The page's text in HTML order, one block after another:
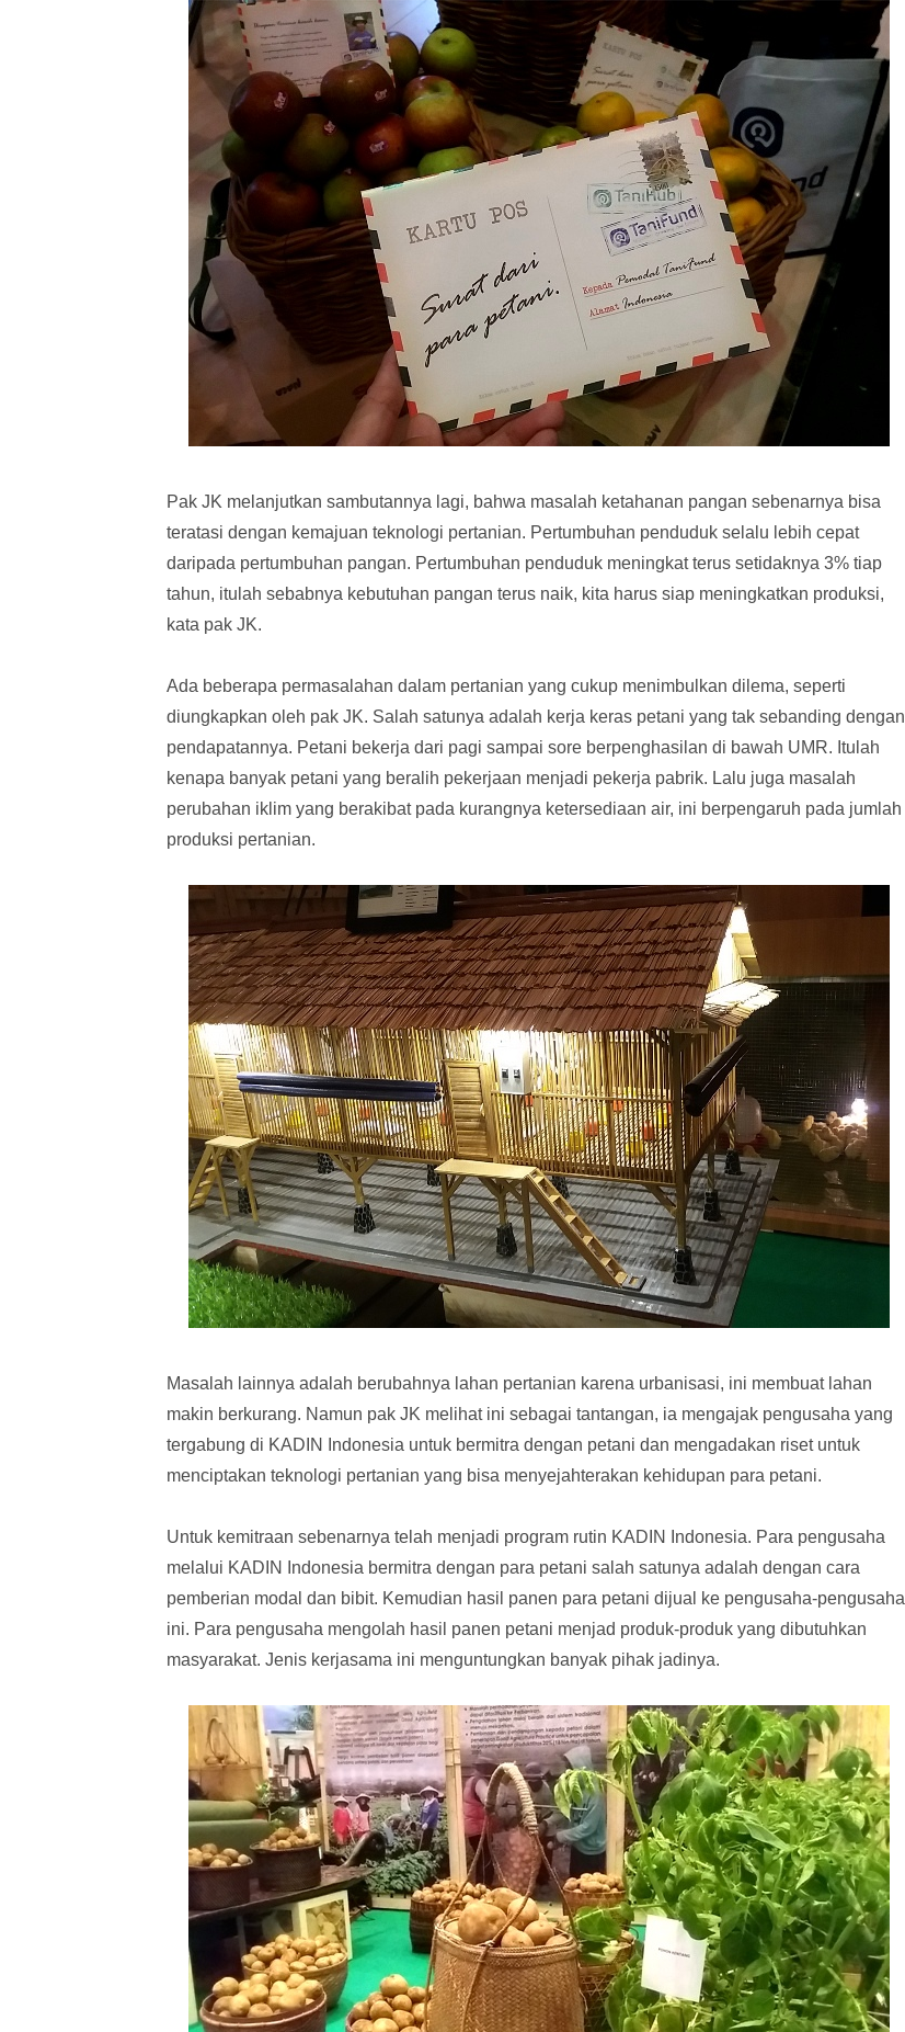
Pak JK melanjutkan sambutannya lagi, bahwa masalah ketahanan pangan sebenarnya bisa
teratasi dengan kemajuan teknologi pertanian. Pertumbuhan penduduk selalu lebih cepat
daripada pertumbuhan pangan. Pertumbuhan penduduk meningkat terus setidaknya 3% tiap
tahun, itulah sebabnya kebutuhan pangan terus naik, kita harus siap meningkatkan produksi,
kata pak JK.
Ada beberapa permasalahan dalam pertanian yang cukup menimbulkan dilema, seperti
diungkapkan oleh pak JK. Salah satunya adalah kerja keras petani yang tak sebanding dengan
pendapatannya. Petani bekerja dari pagi sampai sore berpenghasilan di bawah UMR. Itulah
kenapa banyak petani yang beralih pekerjaan menjadi pekerja pabrik. Lalu juga masalah
perubahan iklim yang berakibat pada kurangnya ketersediaan air, ini berpengaruh pada jumlah
produksi pertanian.
Masalah lainnya adalah berubahnya lahan pertanian karena urbanisasi, ini membuat lahan
makin berkurang. Namun pak JK melihat ini sebagai tantangan, ia mengajak pengusaha yang
tergabung di KADIN Indonesia untuk bermitra dengan petani dan mengadakan riset untuk
menciptakan teknologi pertanian yang bisa menyejahterakan kehidupan para petani.
Untuk kemitraan sebenarnya telah menjadi program rutin KADIN Indonesia. Para pengusaha
melalui KADIN Indonesia bermitra dengan para petani salah satunya adalah dengan cara
pemberian modal dan bibit. Kemudian hasil panen para petani dijual ke pengusaha-pengusaha
ini. Para pengusaha mengolah hasil panen petani menjad produk-produk yang dibutuhkan
masyarakat. Jenis kerjasama ini menguntungkan banyak pihak jadinya.